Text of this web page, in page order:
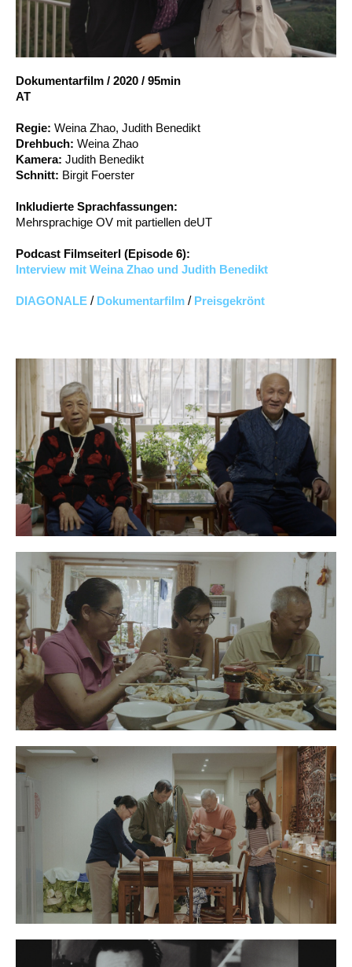
Suche
Dokumentarfilm / 2020 / 95min
AT
Regie: Weina Zhao, Judith Benedikt
Drehbuch: Weina Zhao
Kamera: Judith Benedikt
Schnitt: Birgit Foerster
Inkludierte Sprachfassungen:
Mehrsprachige OV mit partiellen deUT
Podcast Filmseiterl (Episode 6):
Interview mit Weina Zhao und Judith Benedikt
DIAGONALE / Dokumentarfilm / Preisgekrönt